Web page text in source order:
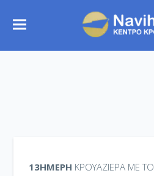
13ΉΜΕΡΗ ΚΡΟΥΑΖΙΕΡΑ ΜΕ ΤΟ